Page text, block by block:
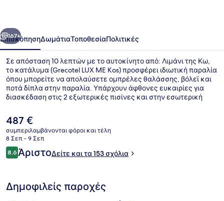
Επόμενο
167+
ΕπισκόπησηΔωμάτιαΤοποθεσίαΠολιτικές
Σε απόσταση 10 λεπτών με το αυτοκίνητο από: Λιμάνι της Κω,
το κατάλυμα (Grecotel LUX ME Kos) προσφέρει ιδιωτική παραλία
όπου μπορείτε να απολαύσετε ομπρέλες θαλάσσης, βόλεϊ και
ποτά δίπλα στην παραλία. Υπάρχουν άφθονες ευκαιρίες για
διασκέδαση στις 2 εξωτερικές πισίνες και στην εσωτερική
μπορούν να επισκεφθούν το σπα για να απολαύσουν μασάζ,
περιτυλίξεις σώματος και αρωματοθεραπεία. Το εστιατόριο
(Lagoon Main Restaurant), ένα από τα 4 εστιατόρια, προσφέρει
θέα στην πισίνα και σερβίρει πρωινό, μεσημεριανό και βραδινό.
Άλλες παροχές που προσφέρονται σε αυτό το ξενοδοχείο
(πολυτελείας) είναι ήσυχο ποτάμι τεχνητής ροής, δωρεάν
Η
τρέχουσα
τιμή
είναι
487 €
487 €
συμπεριλαμβάνονται φόροι και τέλη
8 Σεπ - 9 Σεπ
Σχόλια
8,68,6 στα 10
ΆριστοΔείτε και τα 153 σχόλια
Δημοφιλείς παροχές